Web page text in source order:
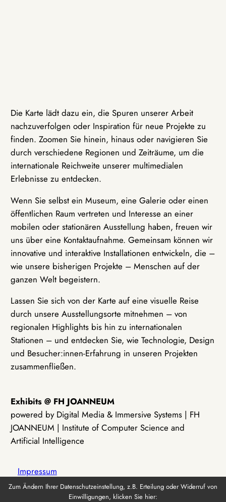
Die Karte lädt dazu ein, die Spuren unserer Arbeit
nachzuverfolgen oder Inspiration für neue Projekte zu
finden. Zoomen Sie hinein, hinaus oder navigieren Sie
durch verschiedene Regionen und Zeiträume, um die
internationale Reichweite unserer multimedialen
Erlebnisse zu entdecken.
Wenn Sie selbst ein Museum, eine Galerie oder einen
öffentlichen Raum vertreten und Interesse an einer
mobilen oder stationären Ausstellung haben, freuen wir
uns über eine Kontaktaufnahme. Gemeinsam können wir
innovative und interaktive Installationen entwickeln, die –
wie unsere bisherigen Projekte – Menschen auf der
ganzen Welt begeistern.
Lassen Sie sich von der Karte auf eine visuelle Reise
durch unsere Ausstellungsorte mitnehmen – von
regionalen Highlights bis hin zu internationalen
Stationen – und entdecken Sie, wie Technologie, Design
und Besucher:innen-Erfahrung in unseren Projekten
zusammenfließen.
Exhibits @ FH JOANNEUM
powered by Digital Media & Immersive Systems | FH
JOANNEUM | Institute of Computer Science and
Artificial Intelligence
Impressum
Zum Ändern Ihrer Datenschutzeinstellung, z.B. Erteilung oder Widerruf von
Einwilligungen, klicken Sie hier: